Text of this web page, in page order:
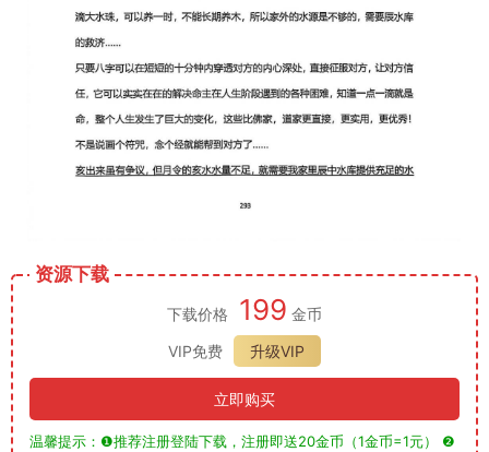
资源下载
下载价格 199 金币
VIP免费
升级VIP
立即购买
温馨提示：❶推荐注册登陆下载，注册即送20金币（1金币=1元） ❷